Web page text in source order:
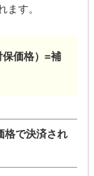
ます。
価格）=補
格で決済され